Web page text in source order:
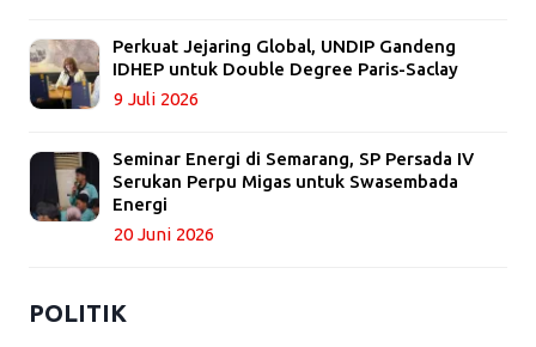
Perkuat Jejaring Global, UNDIP Gandeng
IDHEP untuk Double Degree Paris-Saclay
9 Juli 2026
Seminar Energi di Semarang, SP Persada IV
Serukan Perpu Migas untuk Swasembada
Energi
20 Juni 2026
POLITIK